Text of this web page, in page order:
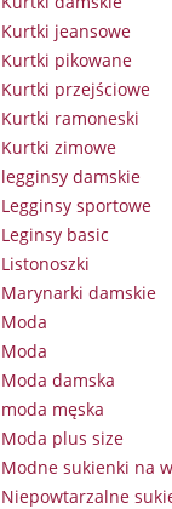
Kurtki jeansowe
Kurtki pikowane
Kurtki przejściowe
Kurtki ramoneski
Kurtki zimowe
legginsy damskie
Legginsy sportowe
Leginsy basic
Listonoszki
Marynarki damskie
Moda
Moda
Moda damska
moda męska
Moda plus size
Modne sukienki na
Niepowtarzalne